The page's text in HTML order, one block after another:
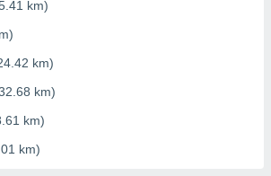
km)
km)
km)
km)
km)